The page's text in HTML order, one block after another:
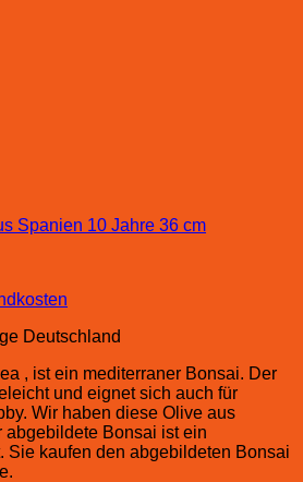
Deutschland
, ist ein mediterraner Bonsai. Der
und eignet sich auch für
Wir haben diese Olive aus
abgebildete Bonsai ist ein
Sie kaufen den abgebildeten Bonsai